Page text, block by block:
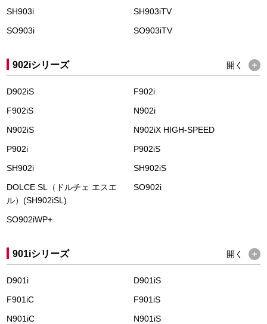
SH903i
SH903iTV
SO903i
SO903iTV
902iシリーズ 開く
D902iS
F902i
F902iS
N902i
N902iS
N902iX HIGH-SPEED
P902i
P902iS
SH902i
SH902iS
DOLCE SL（ドルチェ エスエ
ル）(SH902iSL)
SO902i
SO902iWP+
901iシリーズ 開く
D901i
D901iS
F901iC
F901iS
N901iC
N901iS